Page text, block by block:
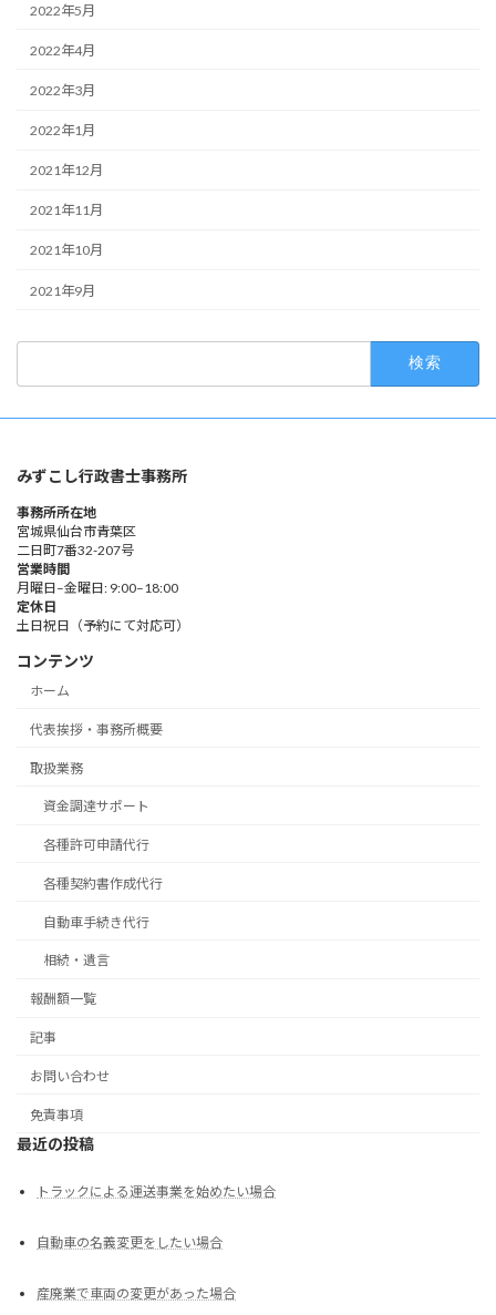
2022年5月
2022年4月
2022年3月
2022年1月
2021年12月
2021年11月
2021年10月
2021年9月
みずこし行政書士事務所
事務所所在地
宮城県仙台市青葉区
二日町7番32-207号
営業時間
月曜日–金曜日: 9:00–18:00
定休日
土日祝日（予約にて対応可）
コンテンツ
ホーム
代表挨拶・事務所概要
取扱業務
資金調達サポート
各種許可申請代行
各種契約書作成代行
自動車手続き代行
相続・遺言
報酬額一覧
記事
お問い合わせ
免責事項
最近の投稿
トラックによる運送事業を始めたい場合
自動車の名義変更をしたい場合
産廃業で車両の変更があった場合